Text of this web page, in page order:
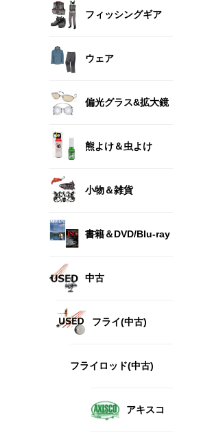
フィッシングギア
ウェア
偏光グラス&拡大鏡
熊よけ＆虫よけ
小物＆雑貨
書籍＆DVD/Blu-ray
中古
フライ(中古)
フライロッド(中古)
アキスコ